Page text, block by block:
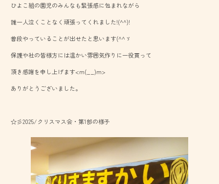
ひよこ組の園児のみんなも緊張感に包まれながら
誰一人泣くことなく頑張ってくれました!(^^)!
普段やっていることが出せたと思います(^^ゞ
保護や社の皆様方には温かい雰囲気作りに一役買って
頂き感謝を申し上げます<m(__)m>
ありがとうございました。
☆彡2025/クリスマス会・第1部の様子